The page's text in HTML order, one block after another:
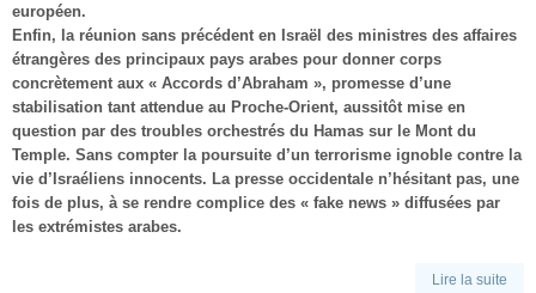
européen.
Enfin, la réunion sans précédent en Israël des ministres des affaires
étrangères des principaux pays arabes pour donner corps
concrètement aux « Accords d’Abraham », promesse d’une
stabilisation tant attendue au Proche-Orient, aussitôt mise en
question par des troubles orchestrés du Hamas sur le Mont du
Temple. Sans compter la poursuite d’un terrorisme ignoble contre la
vie d’Israéliens innocents. La presse occidentale n’hésitant pas, une
fois de plus, à se rendre complice des « fake news » diffusées par
les extrémistes arabes.
Lire la suite